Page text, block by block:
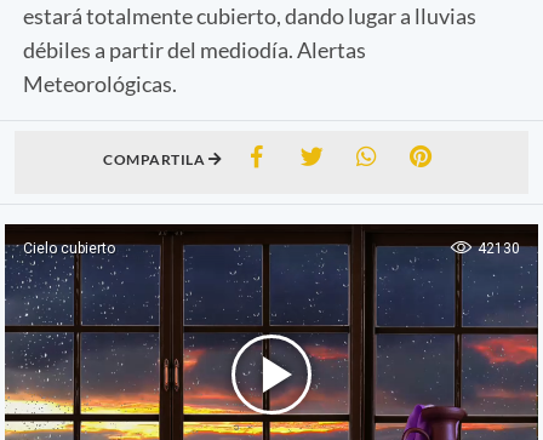
estará totalmente cubierto, dando lugar a lluvias
débiles a partir del mediodía. Alertas
Meteorológicas.
COMPARTILA